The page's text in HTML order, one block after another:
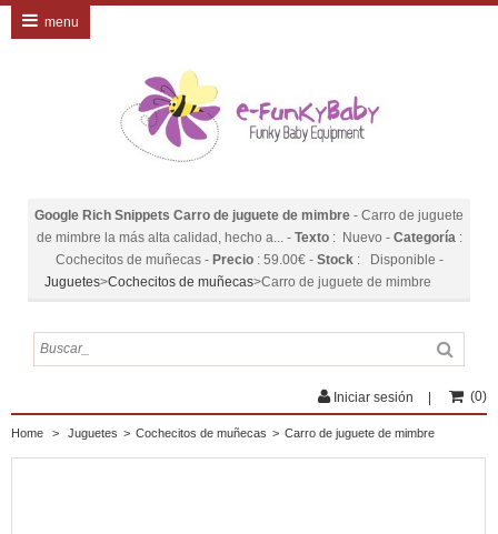
Google Rich Snippets Carro de juguete de mimbre - Carro de juguete
de mimbre la más alta calidad, hecho a...- Texto: Nuevo - Categoría:
Cochecitos de muñecas- Precio: 59.00€ - Stock: Disponible -
Juguetes>Cochecitos de muñecas>Carro de juguete de mimbre
menu
(0)
Iniciar sesión
Home > Juguetes > Cochecitos de muñecas > Carro de juguete de mimbre